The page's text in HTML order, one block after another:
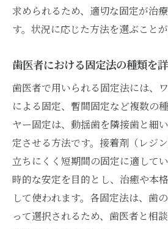
歯医者で自然な仕上がり
ント
歯医者の固定法で美しさ
る方法
歯医者が推奨する自然な
固定法選びで後悔しない
ドバイス
歯医者での固定法比較と
スーパーボンドを使った歯科
歯医者で使われるスーパ
求められるため、適切な固定が治
す。状況に応じた方法を選ぶことが
歯医者における固定法の種類を
歯医者で用いられる固定法には、
による固定、暫間固定など複数の
ヤー固定は、動揺歯を隣接歯と細
定させる方法です。接着剤（レジ
立ちにくく短期間の固定に適して
時的な安定を目的とし、治癒や本
して使われます。各固定法は、歯
って選択されるため、歯医者と相